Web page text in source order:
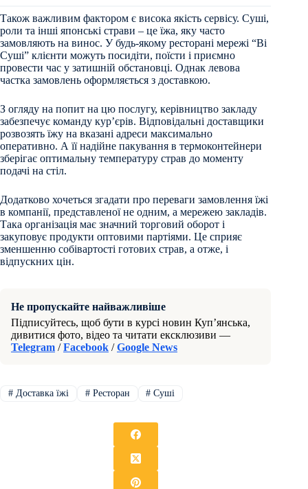
Також важливим фактором є висока якість сервісу. Суші,
роли та інші японські страви – це їжа, яку часто
замовляють на винос. У будь-якому ресторані мережі “Ві
Суші” клієнти можуть посидіти, поїсти і приємно
провести час у затишній обстановці. Однак левова
частка замовлень оформляється з доставкою.
З огляду на попит на цю послугу, керівництво закладу
забезпечує команду кур’єрів. Відповідальні доставщики
розвозять їжу на вказані адреси максимально
оперативно. А її надійне пакування в термоконтейнери
зберігає оптимальну температуру страв до моменту
подачі на стіл.
Додатково хочеться згадати про переваги замовлення їжі
в компанії, представленої не одним, а мережею закладів.
Така організація має значний торговий оборот і
закуповує продукти оптовими партіями. Це сприяє
зменшенню собівартості готових страв, а отже, і
відпускних цін.
Не пропускайте найважливіше
Підписуйтесь, щоб бути в курсі новин Куп’янська,
дивитися фото, відео та читати ексклюзиви —
Telegram /Facebook /Google News
#Доставка їжі #Ресторан # Суші